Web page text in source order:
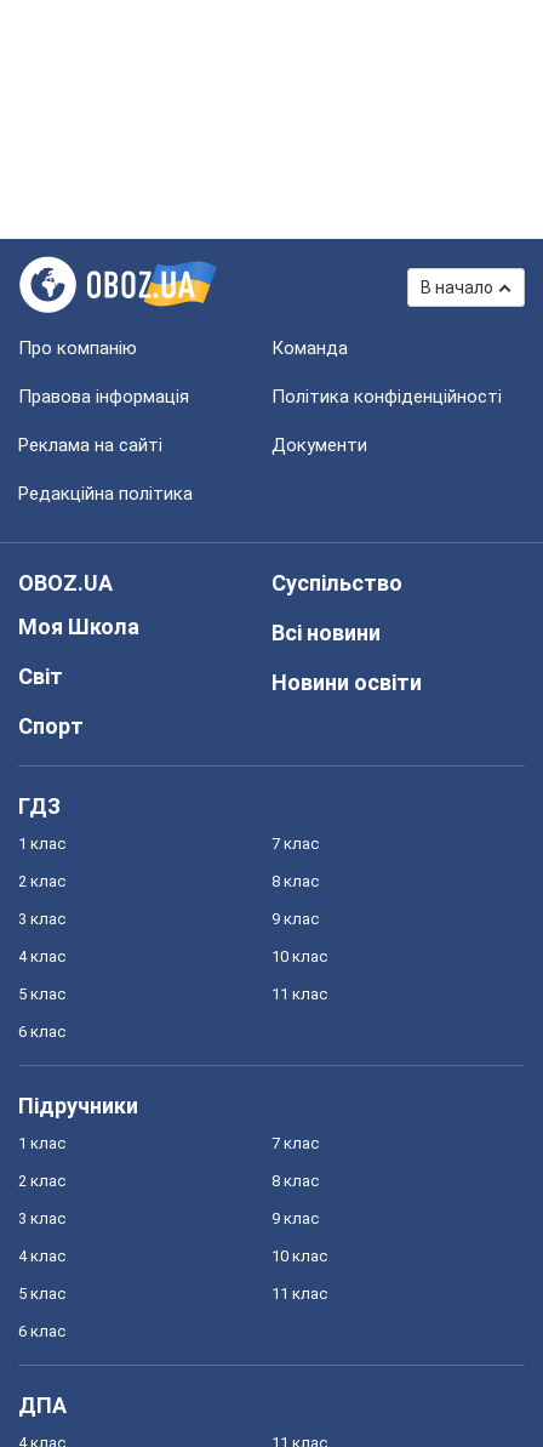
В начало
Про компанію Команда
Правова інформація Політика конфіденційності
Реклама на сайті Документи
Редакційна політика
OBOZ.UA
Моя Школа
Світ
Спорт
Суспільство
Всі новини
Новини освіти
ГДЗ
1 клас
2 клас
3 клас
4 клас
5 клас
6 клас
7 клас
8 клас
9 клас
10 клас
11 клас
Підручники
1 клас
2 клас
3 клас
4 клас
5 клас
6 клас
7 клас
8 клас
9 клас
10 клас
11 клас
ДПА
4 клас 11 клас